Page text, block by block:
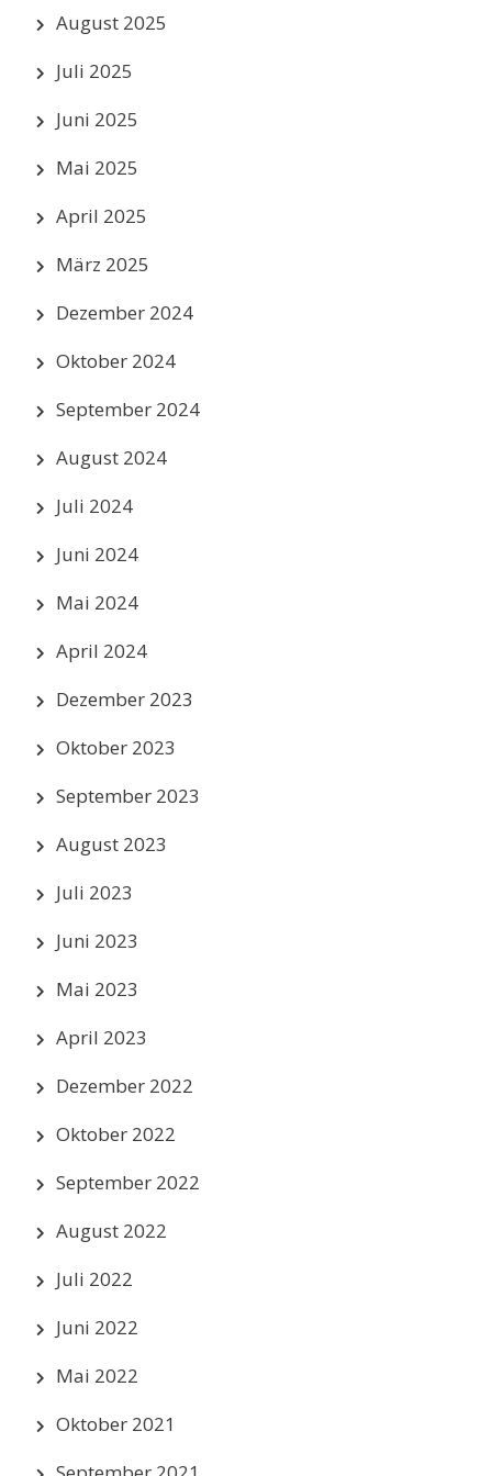
August 2025
Juli 2025
Juni 2025
Mai 2025
April 2025
März 2025
Dezember 2024
Oktober 2024
September 2024
August 2024
Juli 2024
Juni 2024
Mai 2024
April 2024
Dezember 2023
Oktober 2023
September 2023
August 2023
Juli 2023
Juni 2023
Mai 2023
April 2023
Dezember 2022
Oktober 2022
September 2022
August 2022
Juli 2022
Juni 2022
Mai 2022
Oktober 2021